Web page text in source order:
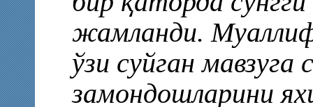
жамланди.
ўзи суйган мавзуга
замондошларини